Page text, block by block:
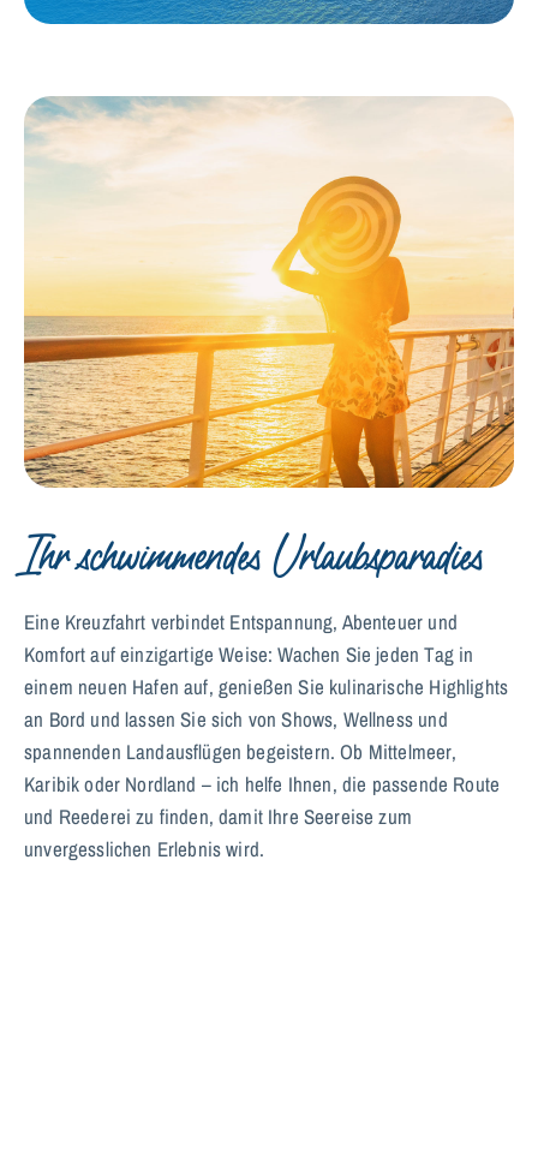
Ihr schwimmendes Urlaubsparadies
Eine Kreuzfahrt verbindet Entspannung, Abenteuer und
Komfort auf einzigartige Weise: Wachen Sie jeden Tag in
einem neuen Hafen auf, genießen Sie kulinarische Highlights
an Bord und lassen Sie sich von Shows, Wellness und
spannenden Landausflügen begeistern. Ob Mittelmeer,
Karibik oder Nordland – ich helfe Ihnen, die passende Route
und Reederei zu finden, damit Ihre Seereise zum
unvergesslichen Erlebnis wird.